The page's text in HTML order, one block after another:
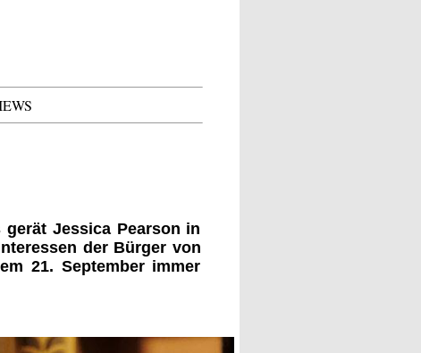
Jessica Pearson in
der Bürger von
21. September immer